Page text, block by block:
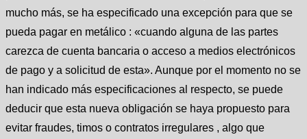
mucho más, se ha especificado una excepción para que se
pueda pagar en metálico : «cuando alguna de las partes
carezca de cuenta bancaria o acceso a medios electrónicos
de pago y a solicitud de esta». Aunque por el momento no se
han indicado más especificaciones al respecto, se puede
deducir que esta nueva obligación se haya propuesto para
evitar fraudes, timos o contratos irregulares , algo que